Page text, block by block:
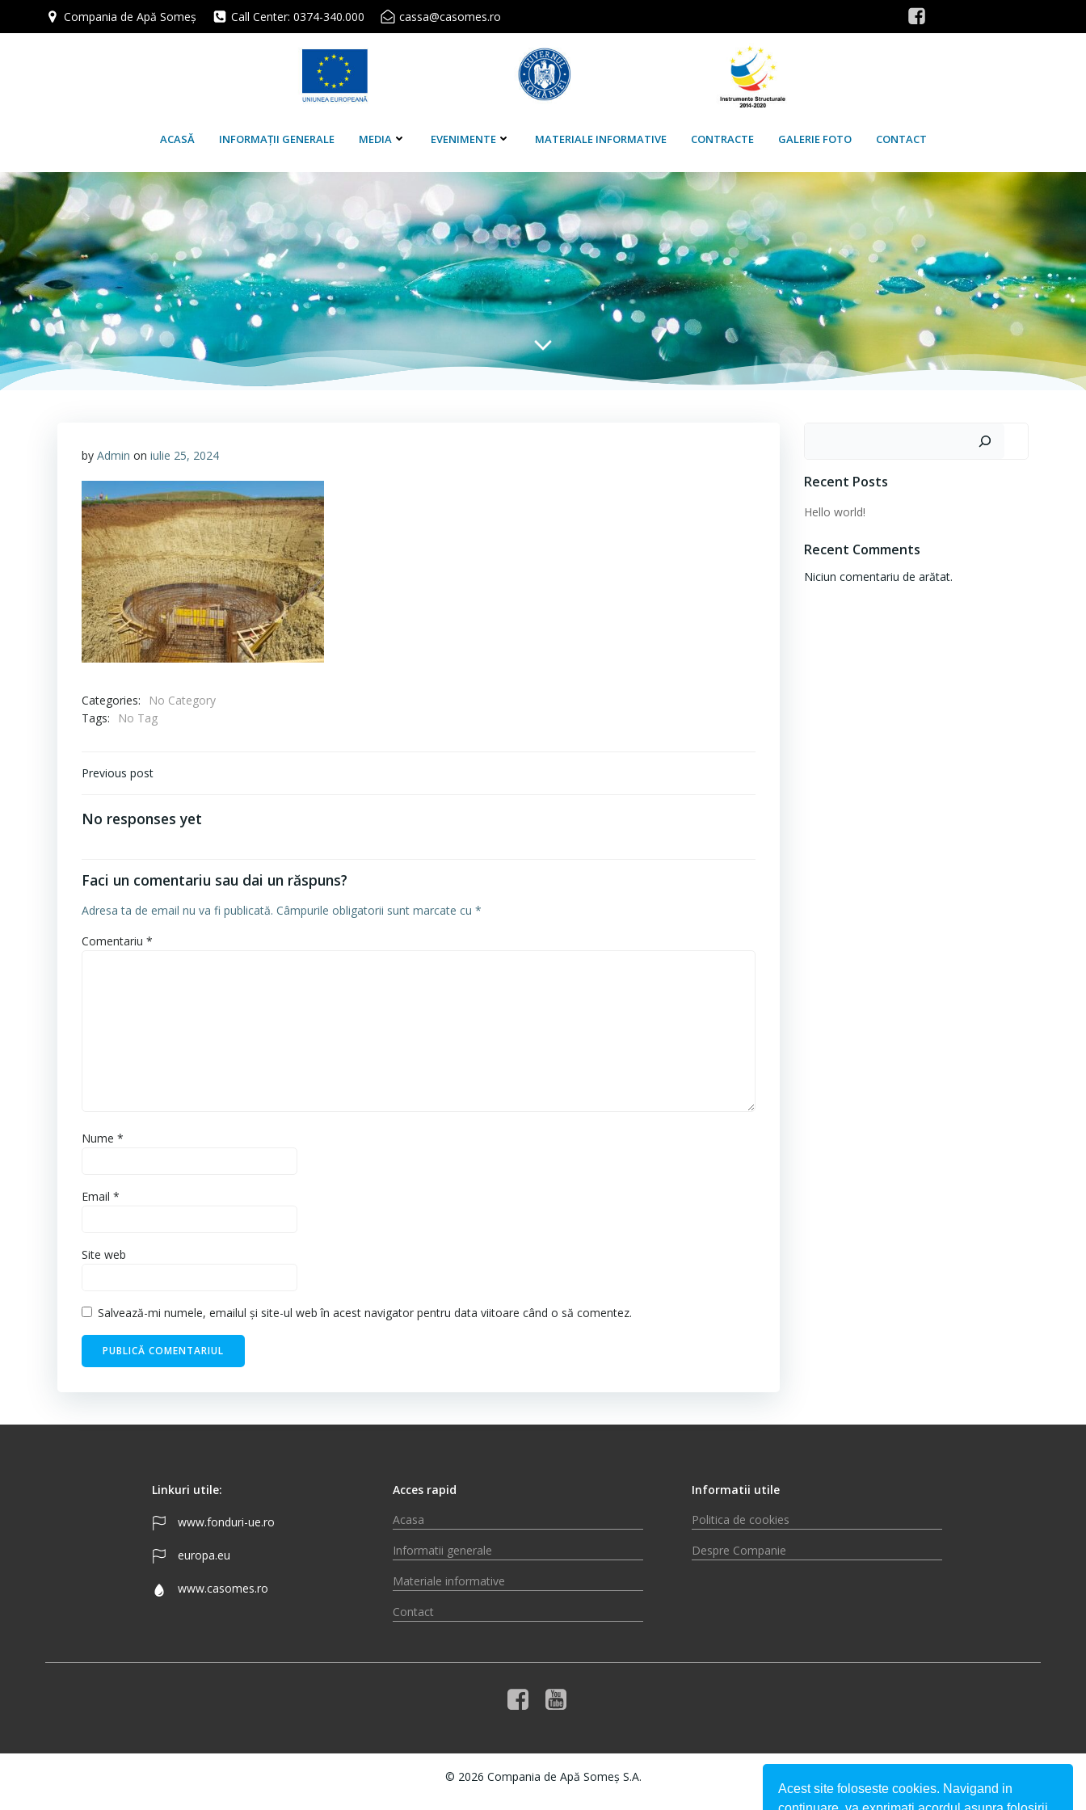
Compania de Apă Someș Call Center: 0374-340.000 cassa@casomes.ro
ACASĂ INFORMAȚII GENERALE MEDIA EVENIMENTE MATERIALE INFORMATIVE CONTRACTE GALERIE FOTO CONTACT
by Admin on iulie 25, 2024
Categories:
No Category
Tags:
No Tag
Navigare
articole
Previous post
No responses yet
Faci un comentariu sau dai un răspuns?
Adresa ta de email nu va fi publicată. Câmpurile obligatorii sunt marcate cu *
Comentariu *
Nume *
Email *
Site web
Salvează-mi numele, emailul și site-ul web în acest navigator pentru data viitoare când o să comentez.
Recent Posts
Hello world!
Recent Comments
Niciun comentariu de arătat.
Linkuri utile:
www.fonduri-ue.ro
europa.eu
www.casomes.ro
Acces rapid
Acasa
Informatii generale
Materiale informative
Contact
Informatii utile
Politica de cookies
Despre Companie
© 2026 Compania de Apă Someș S.A.
Acest site foloseste cookies. Navigand in